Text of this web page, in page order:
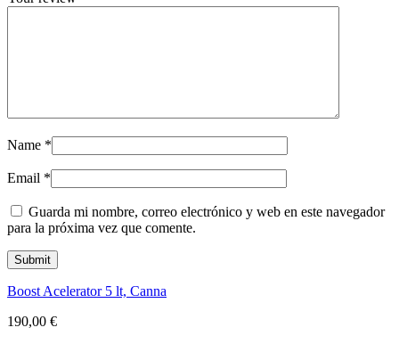
Name *
Email *
Guarda mi nombre, correo electrónico y web en este navegador
para la próxima vez que comente.
Boost Acelerator 5 lt, Canna
190,00 €